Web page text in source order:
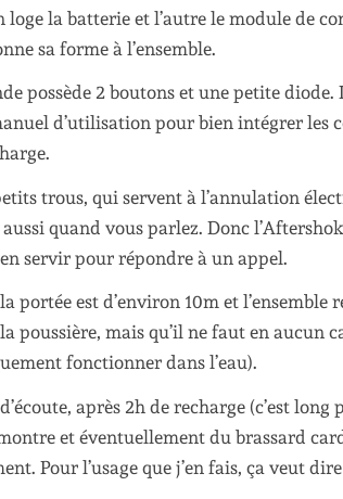
la batterie et l’autre le module de
sa forme à l’ensemble.
possède 2 boutons et une petite
d’utilisation pour bien intégrer les
trous, qui servent à l’annulation
aussi quand vous parlez. Donc
servir pour répondre à un appel.
portée est d’environ 10m et l’ensemble
poussière, mais qu’il ne faut en aucun
fonctionner dans l’eau).
après 2h de recharge (c’est
et éventuellement du brassard
Pour l’usage que j’en fais, ça veut